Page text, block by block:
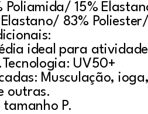
Poliamida/ 15%
83%
ideal para
UV50+
Musculação,
outras.
tamanho P.